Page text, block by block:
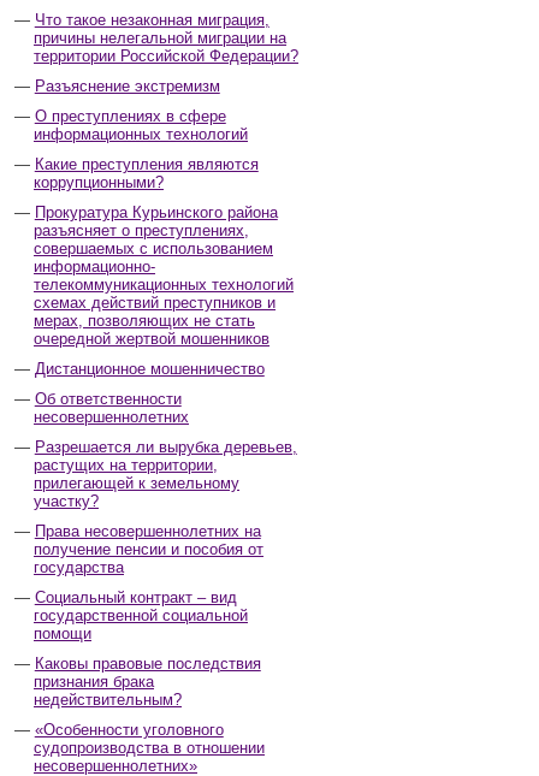
Что такое незаконная миграция,
причины нелегальной миграции на
территории Российской Федерации?
Разъяснение экстремизм
О преступлениях в сфере
информационных технологий
Какие преступления являются
коррупционными?
Прокуратура Курьинского района
разъясняет о преступлениях,
совершаемых с использованием
информационно-
телекоммуникационных технологий
схемах действий преступников и
мерах, позволяющих не стать
очередной жертвой мошенников
Дистанционное мошенничество
Об ответственности
несовершеннолетних
Разрешается ли вырубка деревьев,
растущих на территории,
прилегающей к земельному
участку?
Права несовершеннолетних на
получение пенсии и пособия от
государства
Социальный контракт – вид
государственной социальной
помощи
Каковы правовые последствия
признания брака
недействительным?
«Особенности уголовного
судопроизводства в отношении
несовершеннолетних»